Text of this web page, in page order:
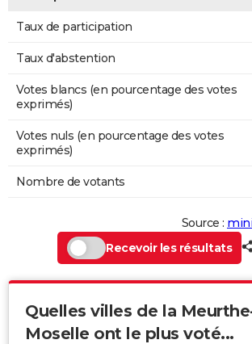
Taux de participation
Taux d'abstention
Votes blancs (en pourcentage des votes
exprimés)
Votes nuls (en pourcentage des votes
exprimés)
Nombre de votants
Source :
Recevoir les résultats
Quelles villes de la
Moselle ont le plus voté...